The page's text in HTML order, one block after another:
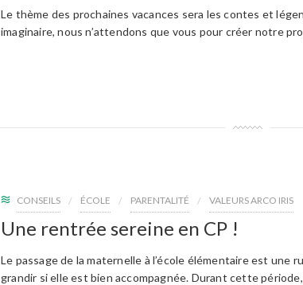
Le thème des prochaines vacances sera les contes et
imaginaire, nous n’attendons que vous pour créer notre
CONSEILS ÉCOLE PARENTALITÉ VALEURS ARCO IRIS
Une rentrée sereine en CP !
Le passage de la maternelle à l’école élémentaire est une
grandir si elle est bien accompagnée. Durant cette